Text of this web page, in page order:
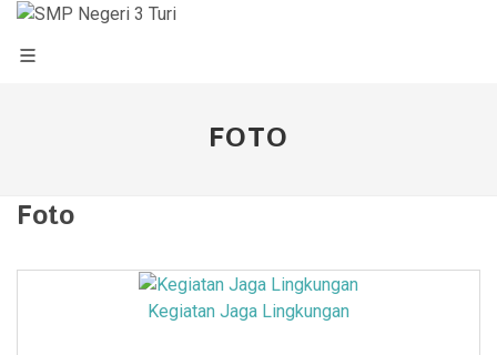
FOTO
Foto
Kegiatan Jaga Lingkungan